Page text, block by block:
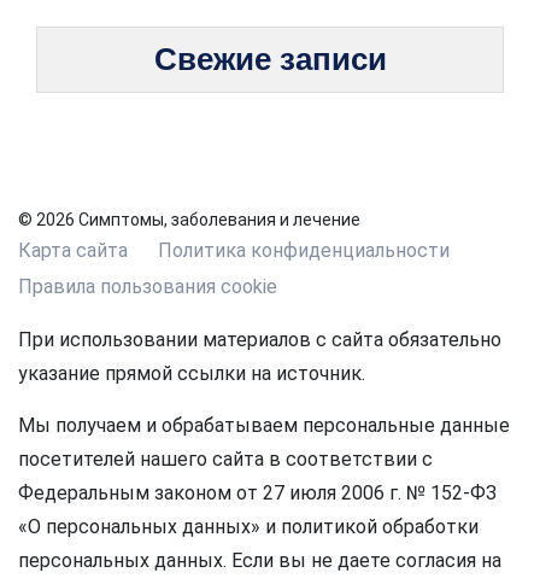
Свежие записи
© 2026 Симптомы, заболевания и лечение
Карта сайта
Политика конфиденциальности
Правила пользования cookie
При использовании материалов с сайта обязательно
указание прямой ссылки на источник.
Мы получаем и обрабатываем персональные данные
посетителей нашего сайта в соответствии с
Федеральным законом от 27 июля 2006 г. № 152-ФЗ
«О персональных данных» и политикой обработки
персональных данных. Если вы не даете согласия на